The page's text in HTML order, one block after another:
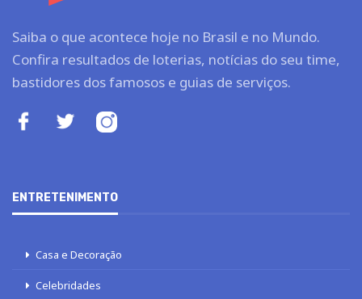
Saiba o que acontece hoje no Brasil e no Mundo.
Confira resultados de loterias, notícias do seu time,
bastidores dos famosos e guias de serviços.
ENTRETENIMENTO
Casa e Decoração
Celebridades